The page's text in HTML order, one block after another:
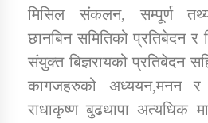
कार्यक्रम कार्यान्वयन
मिसिल संकलन, सम्पूर्ण तथ्य
छानबिन समितिको प्रतिबेदन र
संयुक्त बिज्ञरायको प्रतिबेदन
कागजहरुको अध्ययन,मनन र
राधाकृष्ण बुढथापा अत्यधिक